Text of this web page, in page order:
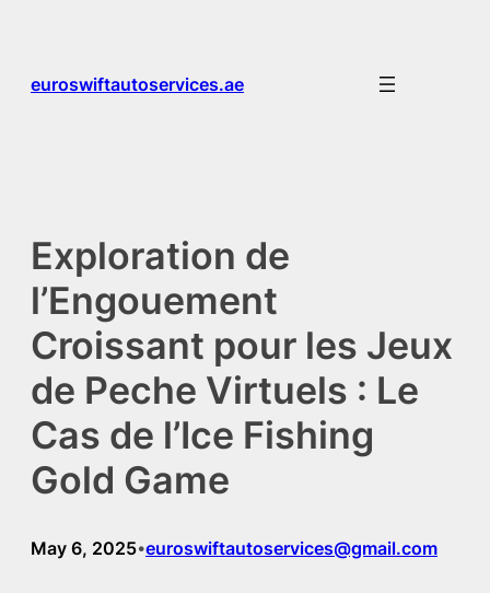
euroswiftautoservices.ae
Exploration de
l’Engouement
Croissant pour les Jeux
de Peche Virtuels : Le
Cas de l’Ice Fishing
Gold Game
May 6, 2025•euroswiftautoservices@gmail.com